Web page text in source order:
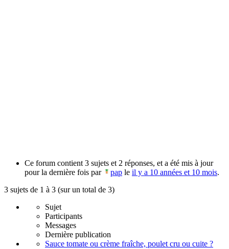
Ce forum contient 3 sujets et 2 réponses, et a été mis à jour
pour la dernière fois par
pap le il y a 10 années et 10 mois.
3 sujets de 1 à 3 (sur un total de 3)
Sujet
Participants
Messages
Dernière publication
Sauce tomate ou crème fraîche, poulet cru ou cuite ?